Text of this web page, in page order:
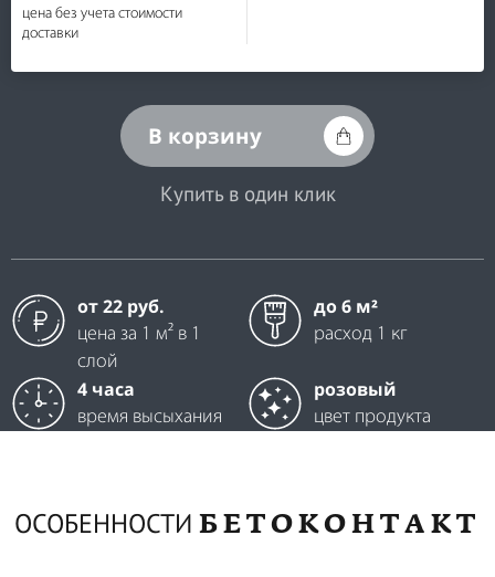
цена без учета стоимости
доставки
В корзину
Купить в один клик
от 22 руб.
цена за 1 м² в 1
слой
до 6 м²
расход 1 кг
4 часа
время высыхания
розовый
цвет продукта
ОСОБЕННОСТИ БЕТОКОНТАКТ